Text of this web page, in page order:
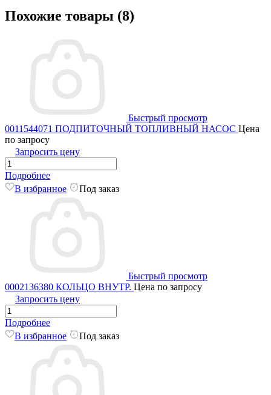
Похожие товары (8)
Быстрый просмотр
0011544071 ПОДПИТОЧНЫЙ ТОПЛИВНЫЙ НАСОС Цена
по запросу
Запросить цену
Подробнее
В избранное
Под заказ
Быстрый просмотр
0002136380 КОЛЬЦО ВНУТР. Цена по запросу
Запросить цену
Подробнее
В избранное
Под заказ